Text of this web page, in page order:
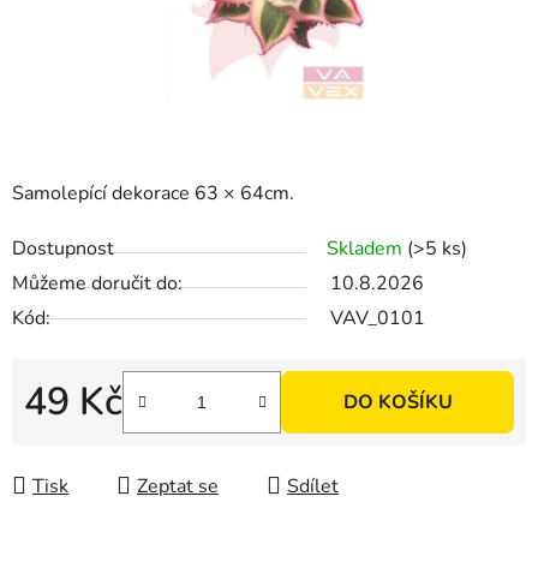
Samolepící dekorace 63 × 64cm.
Dostupnost Skladem (>5 ks)
Můžeme doručit do:
10.8.2026
Kód:
VAV_0101
49 Kč
Měrná cena:
DO KOŠÍKU
Tisk Zeptat se Sdílet